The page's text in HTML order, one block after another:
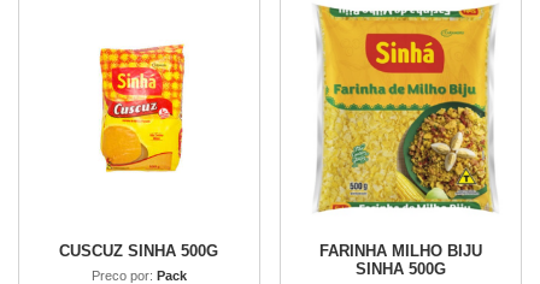
CUSCUZ SINHA 500G
Preco por: Pack
FARINHA MILHO BIJU
SINHA 500G